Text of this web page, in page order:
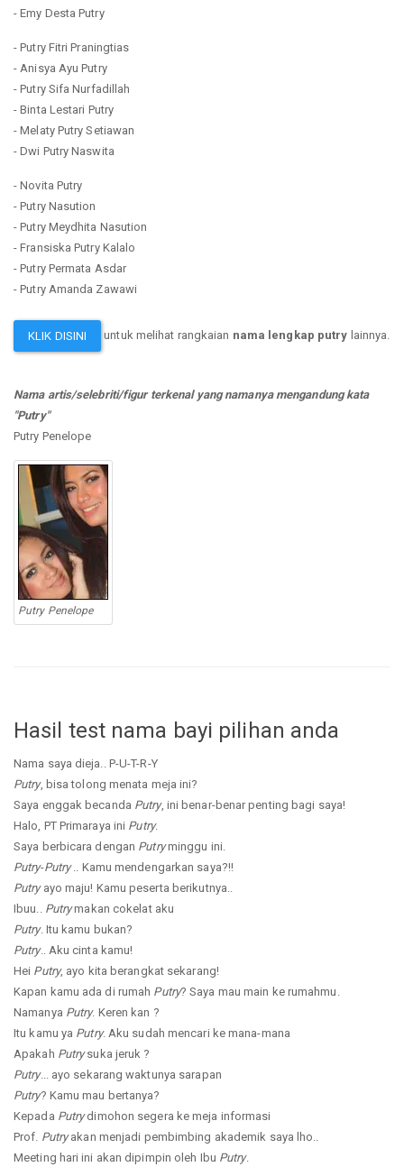
- Emy Desta Putry
- Putry Fitri Praningtias
- Anisya Ayu Putry
- Putry Sifa Nurfadillah
- Binta Lestari Putry
- Melaty Putry Setiawan
- Dwi Putry Naswita
- Novita Putry
- Putry Nasution
- Putry Meydhita Nasution
- Fransiska Putry Kalalo
- Putry Permata Asdar
- Putry Amanda Zawawi
KLIK DISINI untuk melihat rangkaian nama lengkap putry lainnya.
Nama artis/selebriti/figur terkenal yang namanya mengandung kata
"Putry"
Putry Penelope
Putry Penelope
Hasil test nama bayi pilihan anda
Nama saya dieja.. P-U-T-R-Y
Putry, bisa tolong menata meja ini?
Saya enggak becanda Putry, ini benar-benar penting bagi saya!
Halo, PT Primaraya ini Putry.
Saya berbicara dengan Putryminggu ini.
Putry-Putry.. Kamu mendengarkan saya?!!
Putryayo maju! Kamu peserta berikutnya..
Ibuu.. Putrymakan cokelat aku
Putry. Itu kamu bukan?
Putry.. Aku cinta kamu!
Hei Putry, ayo kita berangkat sekarang!
Kapan kamu ada di rumah Putry? Saya mau main ke rumahmu.
Namanya Putry. Keren kan ?
Itu kamu ya Putry. Aku sudah mencari ke mana-mana
Apakah Putrysuka jeruk ?
Putry... ayo sekarang waktunya sarapan
Putry? Kamu mau bertanya?
Kepada Putrydimohon segera ke meja informasi
Prof. Putryakan menjadi pembimbing akademik saya lho..
Meeting hari ini akan dipimpin oleh Ibu Putry.